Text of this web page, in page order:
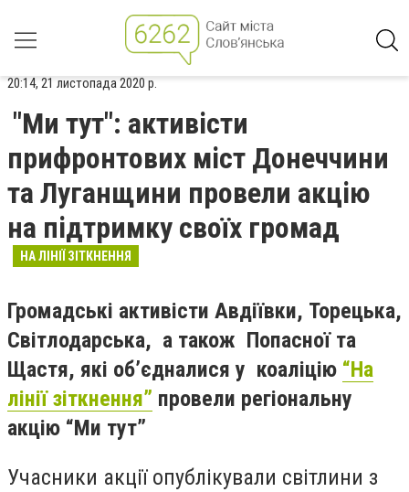
20:14, 21 листопада 2020 р.
"Ми тут": активісти
прифронтових міст Донеччини
та Луганщини провели акцію
на підтримку своїх громад
НА ЛІНІЇ ЗІТКНЕННЯ
Громадські активісти Авдіївки, Торецька,
Світлодарська, а також Попасної та
Щастя, які об’єдналися у коаліцію “На
лінії зіткнення” провели регіональну
акцію “Ми тут”
Учасники акції опублікували світлини з